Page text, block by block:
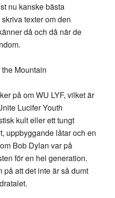
nu kanske bästa
texter om den
då och då när de
Mountain
på om WU LYF, vilket är
Lucifer Youth
kult eller ett tungt
uppbyggande låtar och en
Bob Dylan var på
för en hel generation.
på att det inte är så dumt